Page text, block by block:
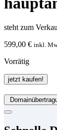
steht zum
599,00 € inkl.
Vorrätig
hauptanschluss.de
Menge
jetzt kaufen!